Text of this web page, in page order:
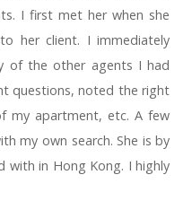
I first met her when she
her client. I immediately
of the other agents I had
questions, noted the right
my apartment, etc. A few
my own search. She is by
with in Hong Kong. I highly